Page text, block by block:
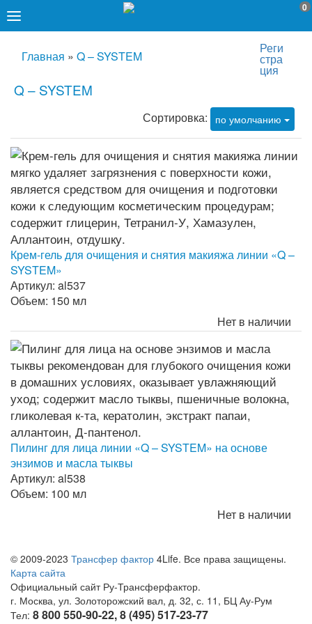
0
Реги
стра
ция
Главная » Q – SYSTEM
Q – SYSTEM
Сортировка: по умолчанию
Крем-гель для очищения и снятия макияжа линии «Q –
SYSTEM»
Артикул: al537
Объем: 150 мл
Нет в наличии
Пилинг для лица линии «Q – SYSTEM» на основе
энзимов и масла тыквы
Артикул: al538
Объем: 100 мл
Нет в наличии
© 2009-2023 Трансфер фактор 4Life. Все права защищены.
Карта сайта
Официальный сайт Ру-Трансферфактор.
г. Москва, ул. Золоторожский вал, д. 32, с. 11, БЦ Ау-Рум
Тел: 8 800 550-90-22, 8 (495) 517-23-77